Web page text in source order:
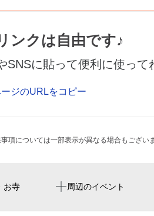
ンクは自由です♪
SNSに貼って便利に使って
ジのURLをコピー
については一部表示が異なる場合もござい
お寺 周辺のイベント
小田栄駅
小田操緑地